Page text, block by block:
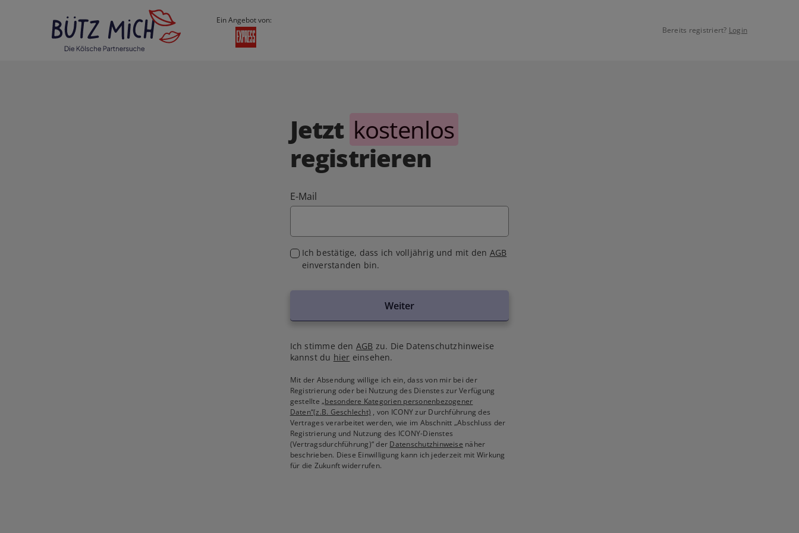
Ein Angebot von:
Bereits registriert? Login
Jetzt kostenlos
registrieren
E-Mail
Ich bestätige, dass ich volljährig und mit den AGB
einverstanden bin.
Weiter
Ich stimme den AGB zu. Die Datenschutzhinweise
kannst du hier einsehen.
Mit der Absendung willige ich ein, dass von mir bei der
Registrierung oder bei Nutzung des Dienstes zur Verfügung
gestellte„besondere Kategorien personenbezogener
Daten“(z.B. Geschlecht) , von ICONY zur Durchführung des
Vertrages verarbeitet werden, wie im Abschnitt „Abschluss der
Registrierung und Nutzung des ICONY-Dienstes
(Vertragsdurchführung)“ der Datenschutzhinweise näher
beschrieben. Diese Einwilligung kann ich jederzeit mit Wirkung
für die Zukunft widerrufen.